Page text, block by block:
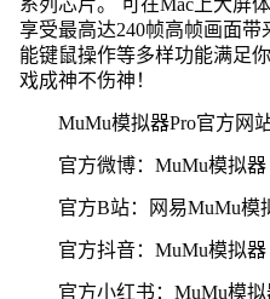
系列芯片。 可在Mac上大屏
享受最高达240帧高帧画面
能键鼠操作等多样功能满足
戏成神不伤神！
MuMu模拟器Pro官方网
官方微博：MuMu模拟器
官方B站：网易MuMu模
官方抖音：MuMu模拟器
官方小红书：MuMu模拟